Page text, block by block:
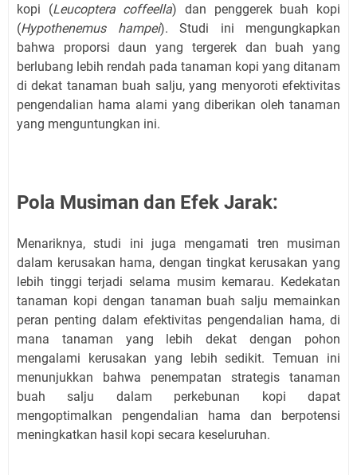
kopi (Leucoptera coffeella) dan penggerek buah kopi
(Hypothenemus hampei). Studi ini mengungkapkan
bahwa proporsi daun yang tergerek dan buah yang
berlubang lebih rendah pada tanaman kopi yang ditanam
di dekat tanaman buah salju, yang menyoroti efektivitas
pengendalian hama alami yang diberikan oleh tanaman
yang menguntungkan ini.
Pola Musiman dan Efek Jarak:
Menariknya, studi ini juga mengamati tren musiman
dalam kerusakan hama, dengan tingkat kerusakan yang
lebih tinggi terjadi selama musim kemarau. Kedekatan
tanaman kopi dengan tanaman buah salju memainkan
peran penting dalam efektivitas pengendalian hama, di
mana tanaman yang lebih dekat dengan pohon
mengalami kerusakan yang lebih sedikit. Temuan ini
menunjukkan bahwa penempatan strategis tanaman
buah salju dalam perkebunan kopi dapat
mengoptimalkan pengendalian hama dan berpotensi
meningkatkan hasil kopi secara keseluruhan.